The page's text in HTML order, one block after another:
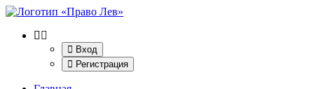
Вход
Регистрация